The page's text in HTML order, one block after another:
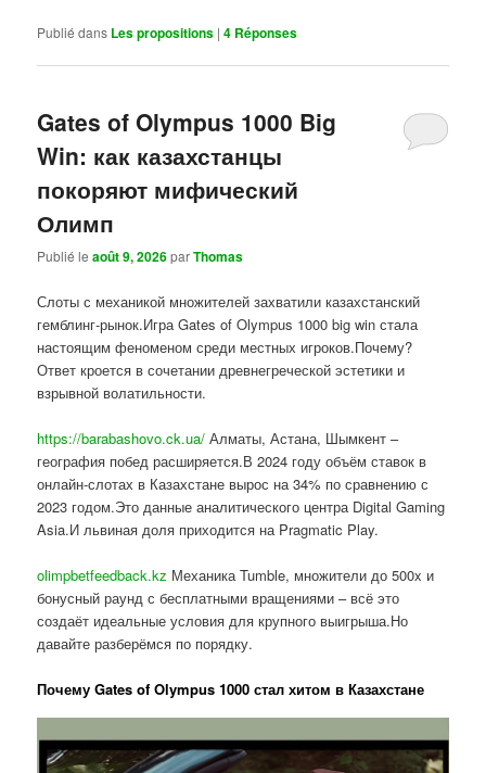
Publié dans Les propositions |4 Réponses
Gates of Olympus 1000 Big
Win: как казахстанцы
покоряют мифический
Олимп
Publié leaoût 9, 2026parThomas
Слоты с механикой множителей захватили казахстанский
гемблинг-рынок.Игра Gates of Olympus 1000 big win стала
настоящим феноменом среди местных игроков.Почему?
Ответ кроется в сочетании древнегреческой эстетики и
взрывной волатильности.
https://barabashovo.ck.ua/ Алматы, Астана, Шымкент –
география побед расширяется.В 2024 году объём ставок в
онлайн-слотах в Казахстане вырос на 34% по сравнению с
2023 годом.Это данные аналитического центра Digital Gaming
Asia.И львиная доля приходится на Pragmatic Play.
olimpbetfeedback.kz Механика Tumble, множители до 500x и
бонусный раунд с бесплатными вращениями – всё это
создаёт идеальные условия для крупного выигрыша.Но
давайте разберёмся по порядку.
Почему Gates of Olympus 1000 стал хитом в Казахстане